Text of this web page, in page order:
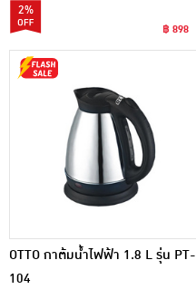
2%
฿ 898
OTTO กาต้มน้ำไฟฟ้า 1.8 L รุ่น PT-
104